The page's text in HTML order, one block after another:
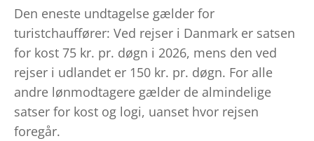
Den eneste undtagelse gælder for
turistchauffører: Ved rejser i Danmark er satsen
for kost 75 kr. pr. døgn i 2026, mens den ved
rejser i udlandet er 150 kr. pr. døgn. For alle
andre lønmodtagere gælder de almindelige
satser for kost og logi, uanset hvor rejsen
foregår.